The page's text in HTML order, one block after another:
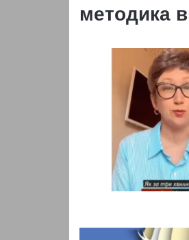
методика